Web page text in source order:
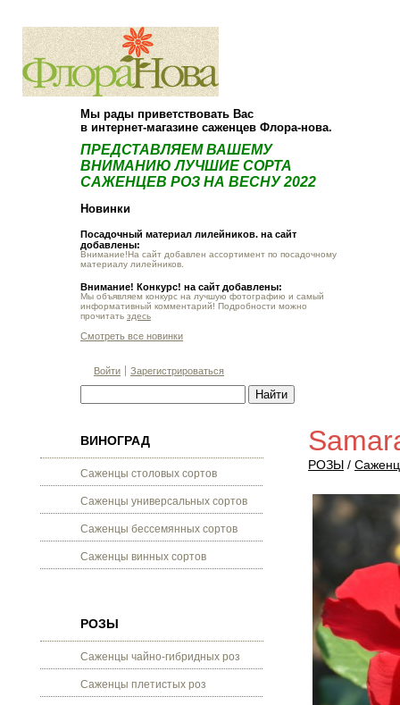
Мы рады приветствовать Вас
в интернет-магазине саженцев Флора-нова.
ПРЕДСТАВЛЯЕМ ВАШЕМУ
ВНИМАНИЮ ЛУЧШИЕ СОРТА
САЖЕНЦЕВ РОЗ НА ВЕСНУ 2022
Новинки
Посадочный материал лилейников. на сайт
добавлены:
Внимание!На сайт добавлен ассортимент по посадочному
материалу лилейников.
Внимание! Конкурс! на сайт добавлены:
Мы объявляем конкурс на лучшую фотографию и самый
информативный комментарий! Подробности можно
прочитать здесь
Смотреть все новинки
Войти Зарегистрироваться
ВИНОГРАД
Саженцы столовых сортов
Саженцы универсальных сортов
Саженцы бессемянных сортов
Саженцы винных сортов
РОЗЫ
Саженцы чайно-гибридных роз
Саженцы плетистых роз
РОЗЫ /